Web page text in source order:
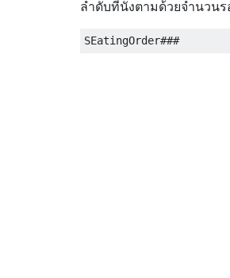
ลำดับที่นั่งตามด้วยจำนวน
SEatingOrder###